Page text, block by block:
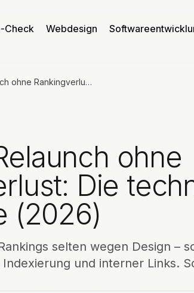
Check Webdesign
Website-Relaunch ohne Rankingverlust: Die technische Checkliste (2026)
ohne
Die
(2026)
selten wegen Design –
Indexierung und interner Links.